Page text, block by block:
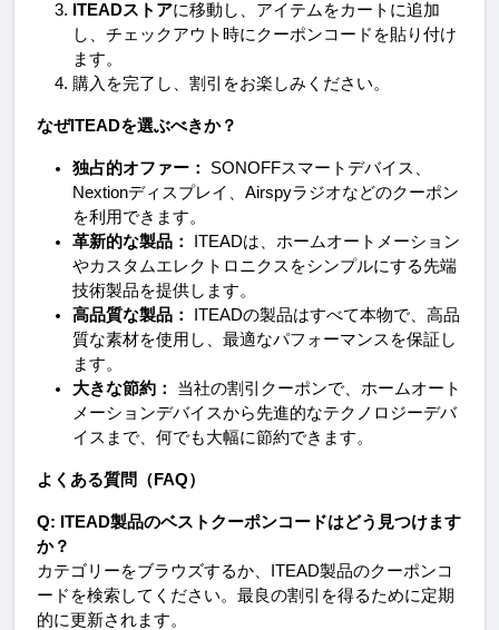
ITEADストアに移動し、アイテムをカートに追加
し、チェックアウト時にクーポンコードを貼り付け
ます。
購入を完了し、割引をお楽しみください。
なぜITEADを選ぶべきか？
独占的オファー：
SONOFFスマートデバイス、
Nextionディスプレイ、Airspyラジオなどのクーポン
を利用できます。
革新的な製品：
ITEADは、ホームオートメーション
やカスタムエレクトロニクスをシンプルにする先端
技術製品を提供します。
高品質な製品：
ITEADの製品はすべて本物で、高品
質な素材を使用し、最適なパフォーマンスを保証し
ます。
大きな節約：
当社の割引クーポンで、ホームオート
メーションデバイスから先進的なテクノロジーデバ
イスまで、何でも大幅に節約できます。
よくある質問（FAQ）
Q: ITEAD製品のベストクーポンコードはどう見つけます
か？
カテゴリーをブラウズするか、ITEAD製品のクーポンコ
ードを検索してください。最良の割引を得るために定期
的に更新されます。